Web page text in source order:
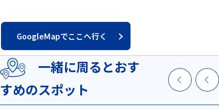
GoogleMapでここへ行く
一緒に周るとおす
すめのスポット